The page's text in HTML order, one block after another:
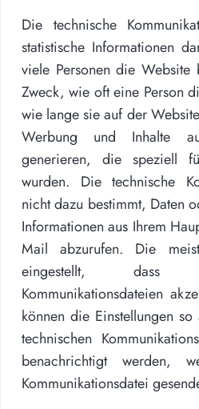
Die technische
statistische Informationen
viele Personen die Website
Zweck, wie oft eine Person
wie lange sie auf der
Werbung und Inhalte
generieren, die speziell
wurden. Die technische
nicht dazu bestimmt, Daten
Informationen aus Ihrem
Mail abzurufen. Die
eingestellt, dass
Kommunikationsdateien
können die Einstellungen
technischen
benachrichtigt werden,
Kommunikationsdatei